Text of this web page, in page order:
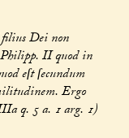
Dei non
II quod in
eſt ſecundum
Ergo
q. 5 a. 1 arg. 1)